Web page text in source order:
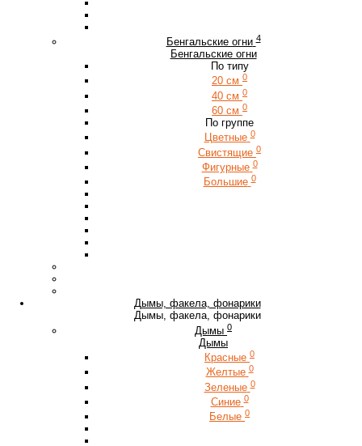
Бенгальские огни 4
Бенгальские огни
По типу
20 см 0
40 см 0
60 см 0
По группе
Цветные 0
Свистящие 0
Фигурные 0
Большие 0
Дымы, факела, фонарики
Дымы, факела, фонарики
Дымы 0
Дымы
Красные 0
Желтые 0
Зеленые 0
Синие 0
Белые 0